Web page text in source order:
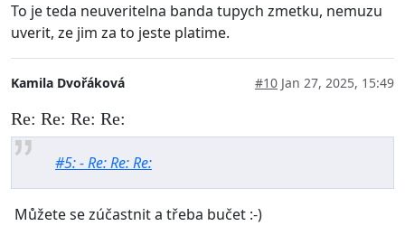
To je teda neuveritelna banda tupych zmetku, nemuzu
uverit, ze jim za to jeste platime.
Kamila Dvořáková #10 Jan 27, 2025, 15:49
Re: Re: Re: Re:
#5: - Re: Re: Re:
Můžete se zúčastnit a třeba bučet :-)